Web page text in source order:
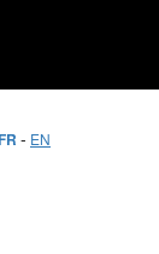
- EN